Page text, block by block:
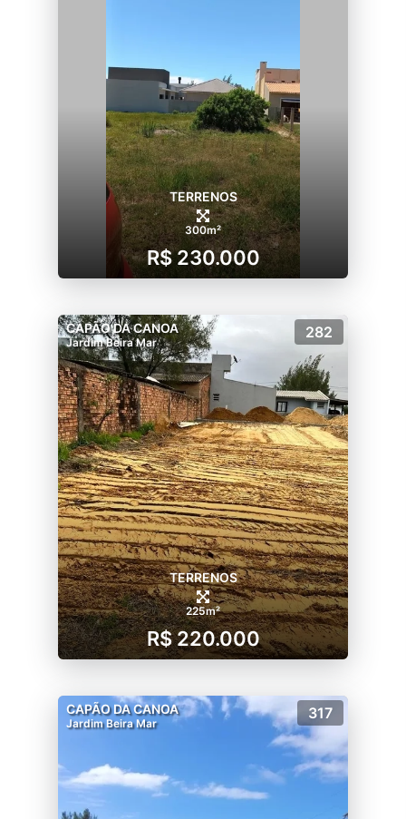
TERRENOS
300m²
R$ 230.000
CAPÃO DA CANOA
Jardim Beira Mar
282
TERRENOS
225m²
R$ 220.000
CAPÃO DA CANOA
Jardim Beira Mar
317